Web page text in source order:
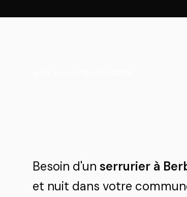
Besoin d'un serrurier à
et nuit dans votre